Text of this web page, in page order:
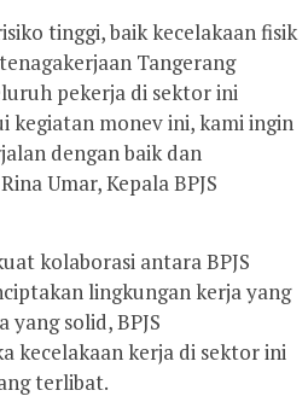
tinggi, baik kecelakaan fisik
Tangerang
pekerja di sektor ini
kegiatan monev ini, kami ingin
dengan baik dan
Umar, Kepala BPJS
kolaborasi antara BPJS
lingkungan kerja yang
solid, BPJS
kecelakaan kerja di sektor ini
terlibat.